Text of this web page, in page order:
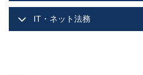
IT・ネット法務